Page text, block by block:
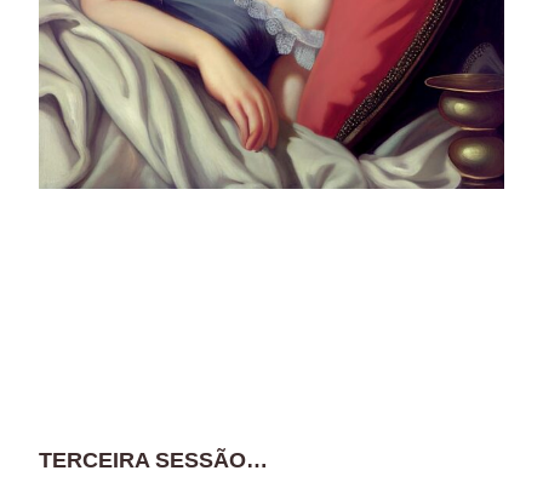
TERCEIRA SESSÃO…